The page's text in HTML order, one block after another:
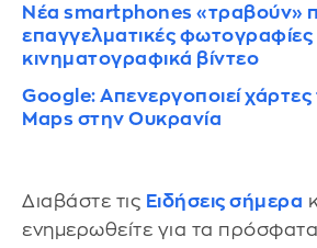
Νέα smartphones «τραβούν»
επαγγελματικές φωτογραφίες
κινηματογραφικά βίντεο
Google: Απενεργοποιεί
Maps στην Ουκρανία
Διαβάστε τις Ειδήσεις σήμερα
ενημερωθείτε για τα